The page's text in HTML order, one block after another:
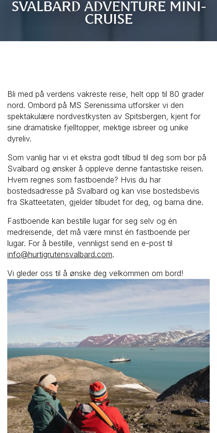
SVALBARD ADVENTURE MINI-
CRUISE
Bli med på verdens vakreste reise, helt opp til 80 grader
nord. Ombord på MS Serenissima utforsker vi den
spektakulære nordvestkysten av Spitsbergen, kjent for
sine dramatiske fjelltopper, mektige isbreer og unike
dyreliv.
Som vanlig har vi et ekstra godt tilbud til deg som bor på
Svalbard og ønsker å oppleve denne fantastiske reisen.
Hvem regnes som fastboende? Hvis du har
bostedsadresse på Svalbard og kan vise bostedsbevis
fra Skatteetaten, gjelder tilbudet for deg, og barna dine.
Fastboende kan bestille lugar for seg selv og én
medreisende, det må være minst én fastboende per
lugar. For å bestille, vennligst send en e-post til
info@hurtigrutensvalbard.com.
Vi gleder oss til å ønske deg velkommen om bord!